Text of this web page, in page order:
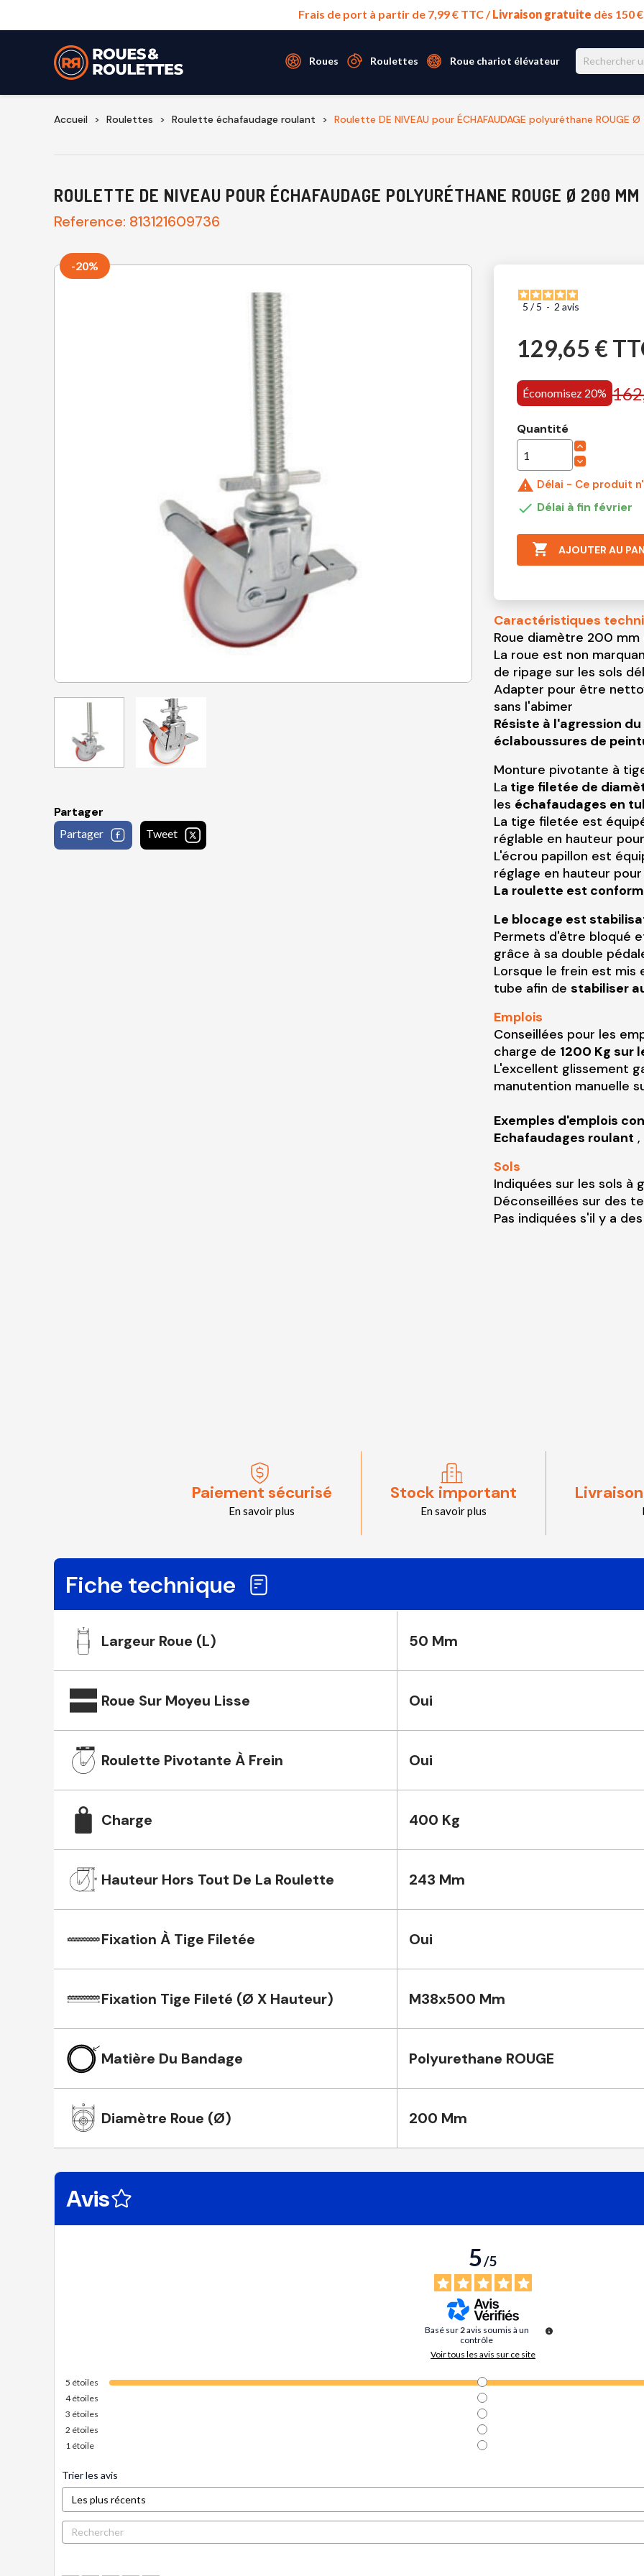
Frais de port à partir de 7,99 € TTC /Livraison gratuite dès 150
Roues Roulettes Roue chariot élévateur
Accueil Roulettes Roulette échafaudage roulant Roulette DE NIVEAU pour ÉCHAFAUDAGE polyuréthane
ROULETTE DE NIVEAU POUR ÉCHAFAUDAGE POLYURÉTHANE ROUGE Ø 200
Reference: 813121609736
-20%
Partager
Partager Tweet
5 / 5 - 2 avis
129,65 €
Économisez 20%
Quantité
 Délai - Ce produit
 Délai à fin février
 AJOUTER AU
Caractéristiques
Roue diamètre 200
La roue est non
de ripage sur les sols
Adapter pour être
sans l'abimer
Résiste à l'agression
éclaboussures de
Monture pivotante à
La tige filetée de
les échafaudages en
La tige filetée est
réglable en hauteur
L'écrou papillon est
réglage en hauteur pour
La roulette est
Le blocage est
Permets d'être bloqué
grâce à sa double
Lorsque le frein est mis
tube afin de stabiliser
Emplois
Conseillées pour les
charge de 1200 Kg sur
L'excellent glissement
manutention manuelle
Exemples d'emplois
Echafaudages roulant ,
Sols
Indiquées sur les sols
Déconseillées sur des
Pas indiquées s'il y a
Paiement sécurisé
En savoir plus
Stock important
En savoir plus
Fiche technique
Largeur Roue (L) 50 Mm
Roue Sur Moyeu Lisse Oui
Roulette Pivotante À Frein Oui
Charge 400 Kg
Hauteur Hors Tout De La Roulette 243 Mm
Fixation À Tige Filetée Oui
Fixation Tige Fileté (Ø X Hauteur) M38x500 Mm
Matière Du Bandage Polyurethane ROUGE
Diamètre Roue (Ø) 200 Mm
Avis
5/5
Basé sur 2avis soumis à un
contrôle
Voir tous les avis sur ce site
5 étoiles
4étoiles
3 étoiles
2 étoiles
1 étoile
Trier les avis